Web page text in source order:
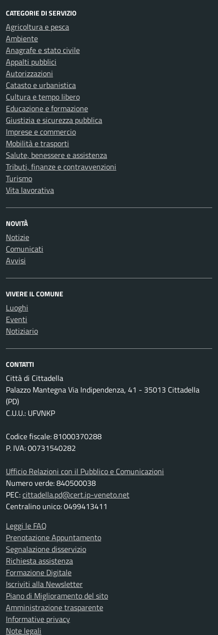
CATEGORIE DI SERVIZIO
Agricoltura e pesca
Ambiente
Anagrafe e stato civile
Appalti pubblici
Autorizzazioni
Catasto e urbanistica
Cultura e tempo libero
Educazione e formazione
Giustizia e sicurezza pubblica
Imprese e commercio
Mobilità e trasporti
Salute, benessere e assistenza
Tributi, finanze e contravvenzioni
Turismo
Vita lavorativa
NOVITÀ
Notizie
Comunicati
Avvisi
VIVERE IL COMUNE
Luoghi
Eventi
Notiziario
CONTATTI
Città di Cittadella
Palazzo Mantegna Via Indipendenza, 41 - 35013 Cittadella
(PD)
C.U.U.: UFVNKP
Codice fiscale: 81000370288
P. IVA: 00731540282
Ufficio Relazioni con il Pubblico e Comunicazioni
Numero verde: 840500038
PEC:cittadella.pd@cert.ip-veneto.net
Centralino unico: 0499413411
Leggi le FAQ
Prenotazione Appuntamento
Segnalazione disservizio
Richiesta assistenza
Formazione Digitale
Iscriviti alla Newsletter
Piano di Miglioramento del sito
Amministrazione trasparente
Informative privacy
Note legali